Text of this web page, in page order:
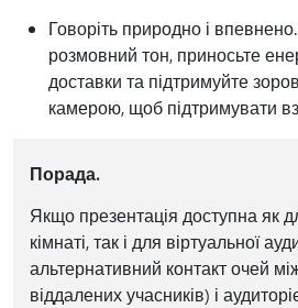
Говоріть природно і
розмовний тон, приносьте
доставки та підтримуйте
камерою, щоб підтримувати
Порада.
Якщо презентація доступна як
кімнаті, так і для віртуальної
альтернативний контакт очей
віддалених учасників) і